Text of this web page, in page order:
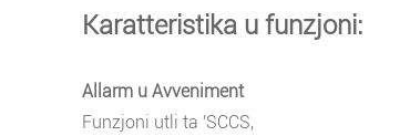
Karatteristika u funzjoni:
Allarm u Avveniment
Funzjoni utli ta 'SCCS,